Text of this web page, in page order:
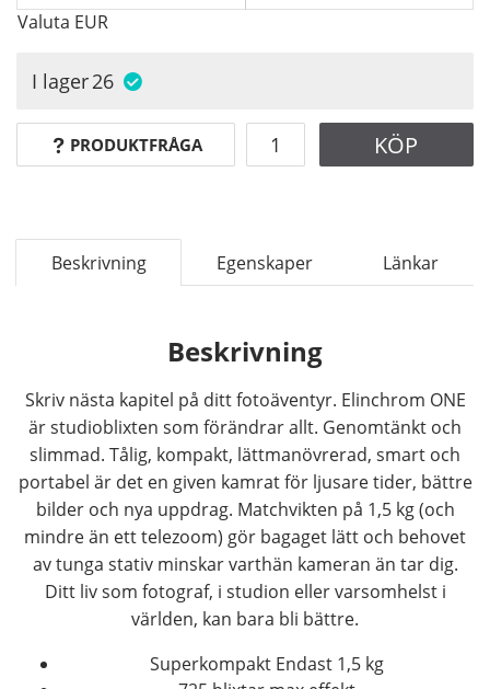
Valuta EUR
I lager26
PRODUKTFRÅGA KÖP
Beskrivning Egenskaper Länkar
Beskrivning
Skriv nästa kapitel på ditt fotoäventyr. Elinchrom ONE
är studioblixten som förändrar allt. Genomtänkt och
slimmad. Tålig, kompakt, lättmanövrerad, smart och
portabel är det en given kamrat för ljusare tider, bättre
bilder och nya uppdrag. Matchvikten på 1,5 kg (och
mindre än ett telezoom) gör bagaget lätt och behovet
av tunga stativ minskar varthän kameran än tar dig.
Ditt liv som fotograf, i studion eller varsomhelst i
världen, kan bara bli bättre.
Superkompakt Endast 1,5 kg